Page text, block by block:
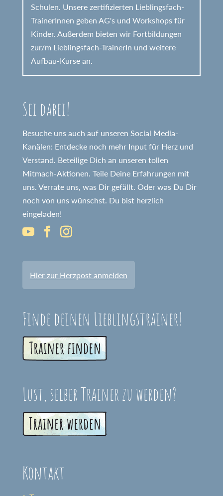
Schulen. Unsere zertifizierten Lieblingsfach-
TrainerInnen geben AG's und Workshops für
Kinder. Außerdem bieten wir Fortbildungen
zur/m Lieblingsfach-TrainerIn und weitere
Aufbau-Kurse an.
Sei dabei!
Besuche uns auch auf unseren Social Media-
Kanälen: Entdecke noch mehr Input für Herz und
Verstand. Beteilige Dich an unseren tollen
Mitmach-Aktionen. Teile Deine Erfahrungen mit
uns. Verrate uns, was Dir gefällt. Oder was Du Dir
noch von uns wünschst. Du bist herzlich
eingeladen!
Hier zur Herzpost anmelden
Finde deinen Lieblingstrainer!
Lust, selber Trainer zu werden?
Kontakt